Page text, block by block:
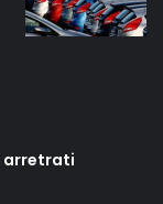
arretrati